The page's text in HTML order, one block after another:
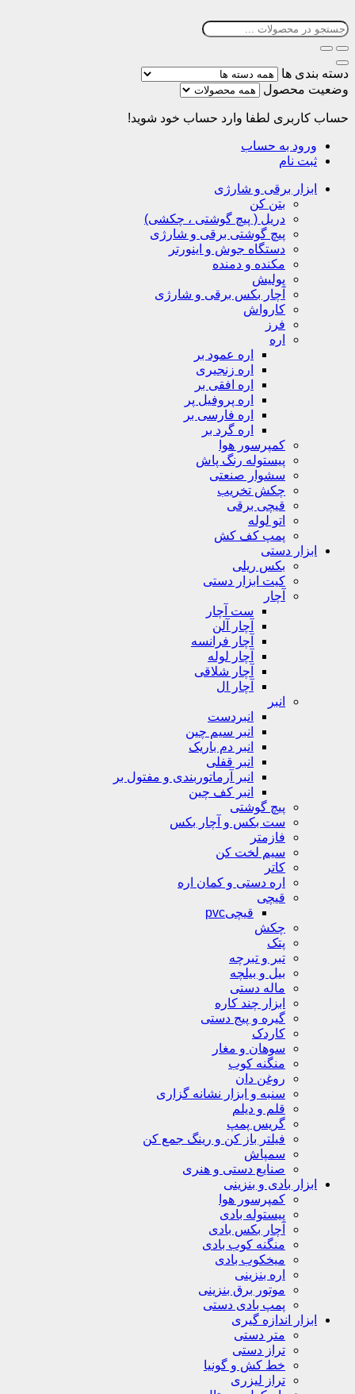
دسته بندی ها
وضعیت محصول
حساب کاربری لطفا وارد حساب خود شوید!
ورود به حساب
ثبت نام
ابزار برقی و شارژی
بتن کن
دریل ( پیچ گوشتی ، چکشی)
پیچ گوشتی برقی و شارژی
دستگاه جوش و اینورتر
مکنده و دمنده
پولیش
آچار بکس برقی و شارژی
کارواش
فرز
اره
اره عمود بر
اره زنجیری
اره افقی بر
اره پروفیل پر
اره فارسی بر
اره گرد بر
کمپرسور هوا
پیستوله رنگ پاش
سشوار صنعتی
چکش تخریب
قیچی برقی
اتو لوله
پمپ کف کش
ابزار دستی
بکس ریلی
کیت ابزار دستی
آچار
ست آچار
آچار آلن
آچار فرانسه
آچار لوله
آچار شلاقی
آچار ال
انبر
انبردست
انبر سیم چین
انبر دم باریک
انبر قفلی
انبر آرماتوربندی و مفتول بر
انبر کف چین
پیچ گوشتی
ست بکس و آچار بکس
فازمتر
سیم لخت کن
کاتر
اره دستی و کمان اره
قیچی
قیچیpvc
چکش
پتک
تبر و تبرچه
بیل و بیلچه
ماله دستی
ابزار چند کاره
گیره و پیج دستی
کاردک
سوهان و مغار
منگنه کوب
روغن دان
سنبه و ابزار نشانه گزاری
قلم و دیلم
گریس پمپ
فیلتر باز کن و رینگ جمع کن
سمپاش
صنایع دستی و هنری
ابزار بادی و بنزینی
کمپرسور هوا
پیستوله بادی
آچار بکس بادی
منگنه کوب بادی
میخکوب بادی
اره بنزینی
موتور برق بنزینی
پمپ بادی دستی
ابزار اندازه گیری
متر دستی
تراز دستی
خط کش و گونیا
تراز لیزری